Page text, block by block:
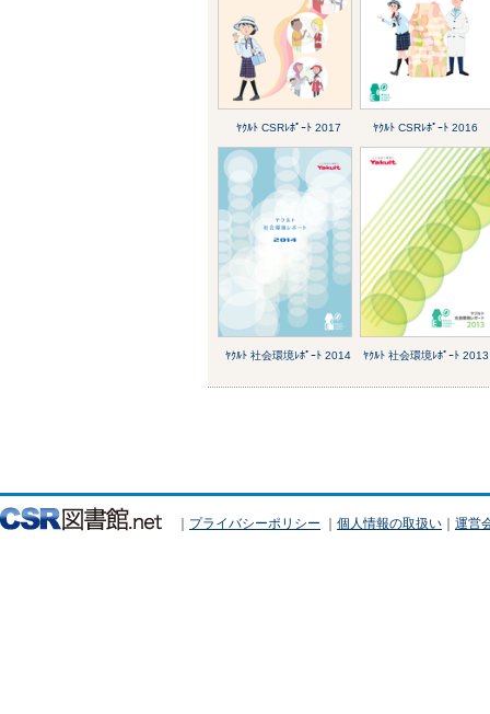
ﾔｸﾙﾄ CSRﾚﾎﾟｰﾄ 2017 ﾔｸﾙﾄ CSRﾚﾎﾟｰﾄ 2016
ﾔｸﾙﾄ 社会環境ﾚﾎﾟｰﾄ 2014 ﾔｸﾙﾄ 社会環境ﾚﾎﾟｰﾄ 2013
｜ プライバシーポリシー ｜ 個人情報の取扱い ｜ 運営